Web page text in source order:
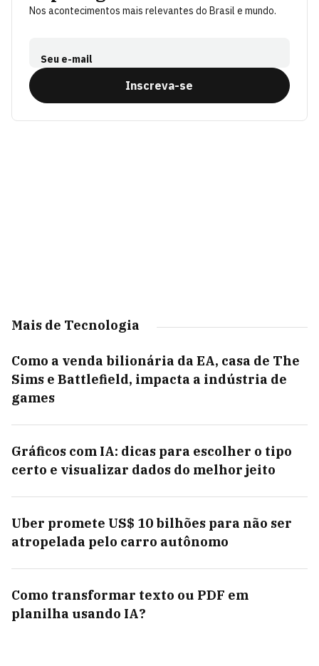
Nos acontecimentos mais relevantes do Brasil e mundo.
Seu e-mail
Inscreva-se
Mais de Tecnologia
Como a venda bilionária da EA, casa de The
Sims e Battlefield, impacta a indústria de
games
Gráficos com IA: dicas para escolher o tipo
certo e visualizar dados do melhor jeito
Uber promete US$ 10 bilhões para não ser
atropelada pelo carro autônomo
Como transformar texto ou PDF em
planilha usando IA?